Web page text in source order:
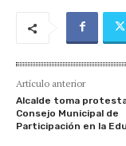
Artículo anterior
Alcalde toma
Consejo Municipal de
Participación en la